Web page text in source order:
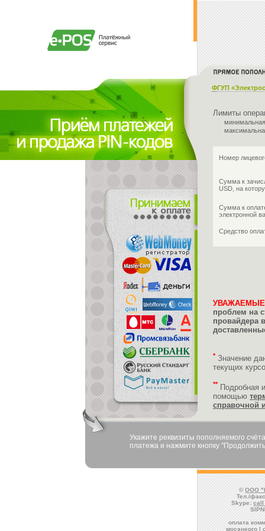
ФГУП
Лимиты
Номер
Сумма к
USD, на
Сумма к
электронной
Средство
проблем на
провайдера
* Значение
текущих
** Подробная
помощью
справочной
Укажите реквизиты пополняемого
платежа и нажмите кнопку
©ООО
Тел./
Skype:
оплата
мосэнерго |